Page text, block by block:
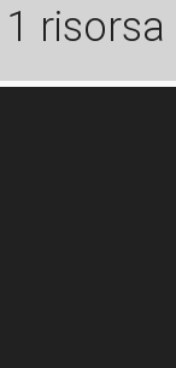
1 risorsa